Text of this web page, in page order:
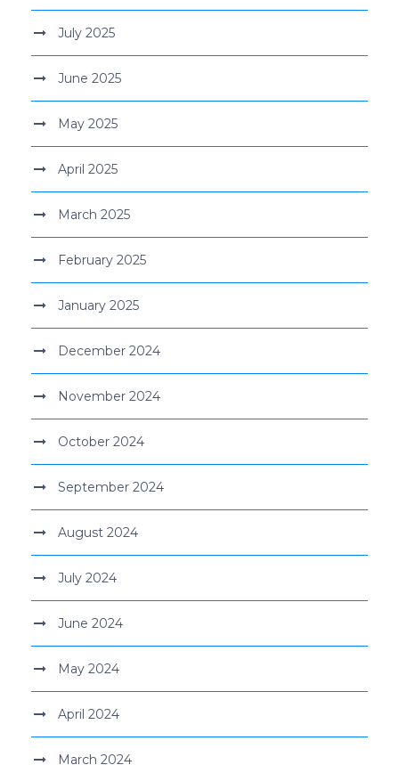
July 2025
June 2025
May 2025
April 2025
March 2025
February 2025
January 2025
December 2024
November 2024
October 2024
September 2024
August 2024
July 2024
June 2024
May 2024
April 2024
March 2024